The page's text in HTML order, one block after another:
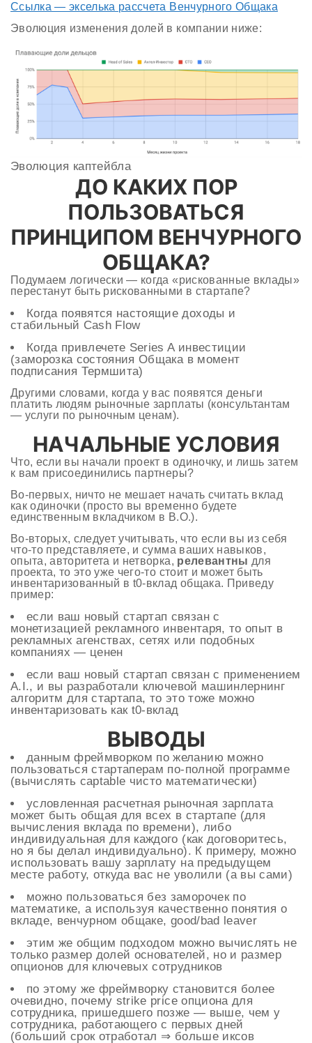
Ссылка — экселька рассчета Венчурного Общака
Эволюция изменения долей в компании ниже:
Эволюция каптейбла
ДО КАКИХ ПОР
ПОЛЬЗОВАТЬСЯ
ПРИНЦИПОМ ВЕНЧУРНОГО
ОБЩАКА?
Подумаем логически — когда «рискованные вклады»
перестанут быть рискованными в стартапе?
Когда появятся настоящие доходы и
стабильный Cash Flow
Когда привлечете Series A инвестиции
(заморозка состояния Общака в момент
подписания Термшита)
Другими словами, когда у вас появятся деньги
платить людям рыночные зарплаты (консультантам
— услуги по рыночным ценам).
НАЧАЛЬНЫЕ УСЛОВИЯ
Что, если вы начали проект в одиночку, и лишь затем
к вам присоединились партнеры?
Во-первых, ничто не мешает начать считать вклад
как одиночки (просто вы временно будете
единственным вкладчиком в В.О.).
Во-вторых, следует учитывать, что если вы из себя
что-то представляете, и сумма ваших навыков,
опыта, авторитета и нетворка, релевантны для
проекта, то это уже чего-то стоит и может быть
инвентаризованный в t0-вклад общака. Приведу
пример:
если ваш новый стартап связан с
монетизацией рекламного инвентаря, то опыт в
рекламных агенствах, сетях или подобных
компаниях — ценен
если ваш новый стартап связан с применением
A.I., и вы разработали ключевой машинлернинг
алгоритм для стартапа, то это тоже можно
инвентаризовать как t0-вклад
ВЫВОДЫ
данным фреймворком по желанию можно
пользоваться стартаперам по-полной программе
(вычислять captable чисто математически)
условленная расчетная рыночная зарплата
может быть общая для всех в стартапе (для
вычисления вклада по времени), либо
индивидуальная для каждого (как договоритесь,
но я бы делал индивидуально). К примеру, можно
использовать вашу зарплату на предыдущем
месте работу, откуда вас не уволили (а вы сами)
можно пользоваться без заморочек по
математике, а используя качественно понятия о
вкладе, венчурном общаке, good/bad leaver
этим же общим подходом можно вычислять не
только размер долей основателей, но и размер
опционов для ключевых сотрудников
по этому же фреймворку становится более
очевидно, почему strike price опциона для
сотрудника, пришедшего позже — выше, чем у
сотрудника, работающего с первых дней
(больший срок отработал ⇒ больше иксов